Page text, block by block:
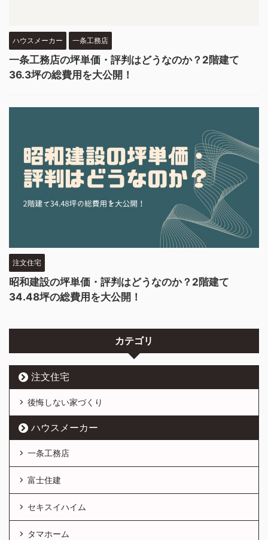
ハウスメーカー 一条工務店
一条工務店の坪単価・評判はどうなのか？2階建て
36.3坪の総費用を大公開！
注文住宅
昭和建設の坪単価・評判はどうなのか？2階建て
34.48坪の総費用を大公開！
カテゴリ
注文住宅
後悔しない家づくり
ハウスメーカー
一条工務店
富士住建
セキスイハイム
タマホーム